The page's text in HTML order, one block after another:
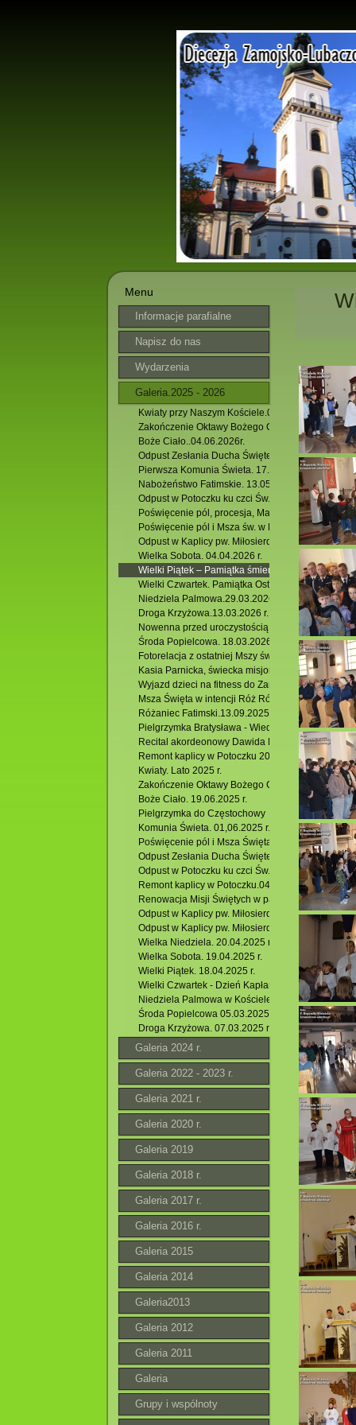
Menu
Informacje parafialne
Napisz do nas
Wydarzenia
Galeria.2025 - 2026
Kwiaty przy Naszym Kościele.02.07.2026 r.
Zakończenie Oktawy Bożego Ciała. 11.06.2026 r.
Boże Ciało..04.06.2026r.
Odpust Zesłania Ducha Świętego. 24.05.2026 r.
Pierwsza Komunia Świeta. 17.05.2026 r.
Nabożeństwo Fatimskie. 13.05.2026 r.
Odpust w Potoczku ku czci Św. BP. Stanisława.
Poświęcenie pól, procesja, Majówka w Podzamku.
Poświęcenie pól i Msza św. w Hutkach.
Odpust w Kaplicy pw. Miłosierdzia Bożego w Jacni.
Wielka Sobota. 04.04.2026 r.
Wielki Piątek – Pamiątka śmierci Chrystusa.
Wielki Czwartek. Pamiątka Ostatniej Wieczerzy.
Niedziela Palmowa.29.03.2026 r.
Droga Krzyżowa.13.03.2026 r.
Nowenna przed uroczystością św. Józefa.
Środa Popielcowa. 18.03.2026 r.
Fotorelacja z ostatniej Mszy św. rekolekcyjnej.
Kasia Parnicka, świecka misjonarka,
Wyjazd dzieci na fitness do Zamościa. 25.10.2025
Msza Święta w intencji Róż Różańcowych.
Różaniec Fatimski.13.09.2025 r.
Pielgrzymka Bratysława - Wiedeń. 19 -21.08.2025
Recital akordeonowy Dawida Rydza. 20.08.2025 r.
Remont kaplicy w Potoczku 2025
Kwiaty. Lato 2025 r.
Zakończenie Oktawy Bożego Ciała. 26.06.2025 r.
Boże Ciało. 19.06.2025 r.
Pielgrzymka do Częstochowy
Komunia Świeta. 01,06.2025 r.
Poświęcenie pól i Msza Święta w Hutkach.
Odpust Zesłania Ducha Świętego poprzedzony
Odpust w Potoczku ku czci Św. BP. Stanisława.
Remont kaplicy w Potoczku.04.05.2025 r
Renowacja Misji Świętych w parafii Ducha Św. w
Odpust w Kaplicy pw. Miłosierdzia Bożego w
Odpust w Kaplicy pw. Miłosierdzia Bożego w
Wielka Niedziela. 20.04.2025 r.
Wielka Sobota. 19.04.2025 r.
Wielki Piątek. 18.04.2025 r.
Wielki Czwartek - Dzień Kapłański i Eucharystii.
Niedziela Palmowa w Kościele pw. Miłosierdzia
Środa Popielcowa 05.03.2025.
Droga Krzyżowa. 07.03.2025 r.
Galeria 2024 r.
Galeria 2022 - 2023 r.
Galeria 2021 r.
Galeria 2020 r.
Galeria 2019
Galeria 2018 r.
Galeria 2017 r.
Galeria 2016 r.
Galeria 2015
Galeria 2014
Galeria2013
Galeria 2012
Galeria 2011
Galeria
Grupy i wspólnoty